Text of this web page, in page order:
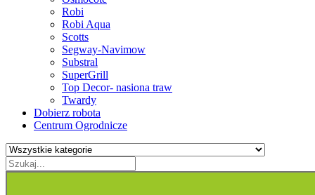
Robi
Robi Aqua
Scotts
Segway-Navimow
Substral
SuperGrill
Top Decor- nasiona traw
Twardy
Dobierz robota
Centrum Ogrodnicze